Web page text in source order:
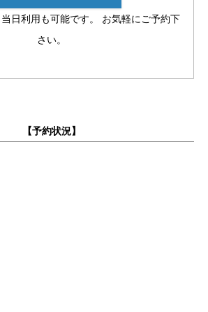
日利用も可能です。 お気軽にご予約下
さい。
【予約状況】